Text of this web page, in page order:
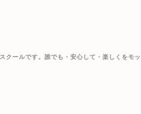
ールです。誰でも・安心して・楽しくをモ